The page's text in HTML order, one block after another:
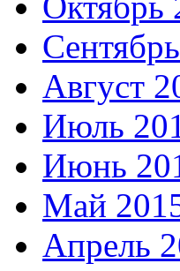
Август
Июль
Июнь
Май
Апрель